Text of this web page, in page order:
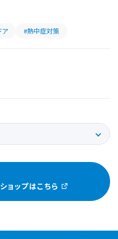
ア #熱中症対策
ョップはこちら